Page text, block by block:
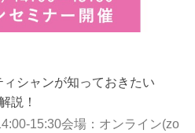
シャンが知っておきたい
説！
15:30会場：オンライン(zo